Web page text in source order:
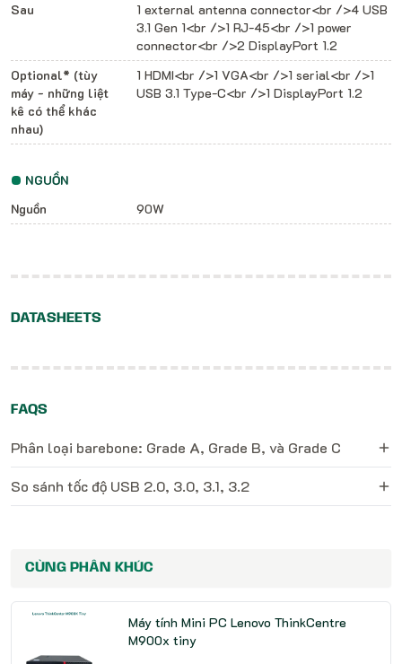
Sau
1 external antenna connector<br />4 USB
3.1 Gen 1<br />1 RJ-45<br />1 power
connector<br />2 DisplayPort 1.2
Optional* (tùy
máy - những liệt
kê có thể khác
nhau)
1 HDMI<br />1 VGA<br />1 serial<br />1
USB 3.1 Type-C<br />1 DisplayPort 1.2
NGUỒN
Nguồn
90W
DATASHEETS
FAQS
Phân loại barebone: Grade A, Grade B, và Grade C
So sánh tốc độ USB 2.0, 3.0, 3.1, 3.2
CÙNG PHÂN KHÚC
Máy tính Mini PC Lenovo ThinkCentre
M900x tiny